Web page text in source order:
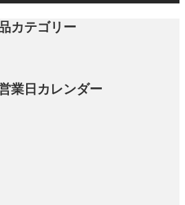
カテゴリー
業日カレンダー